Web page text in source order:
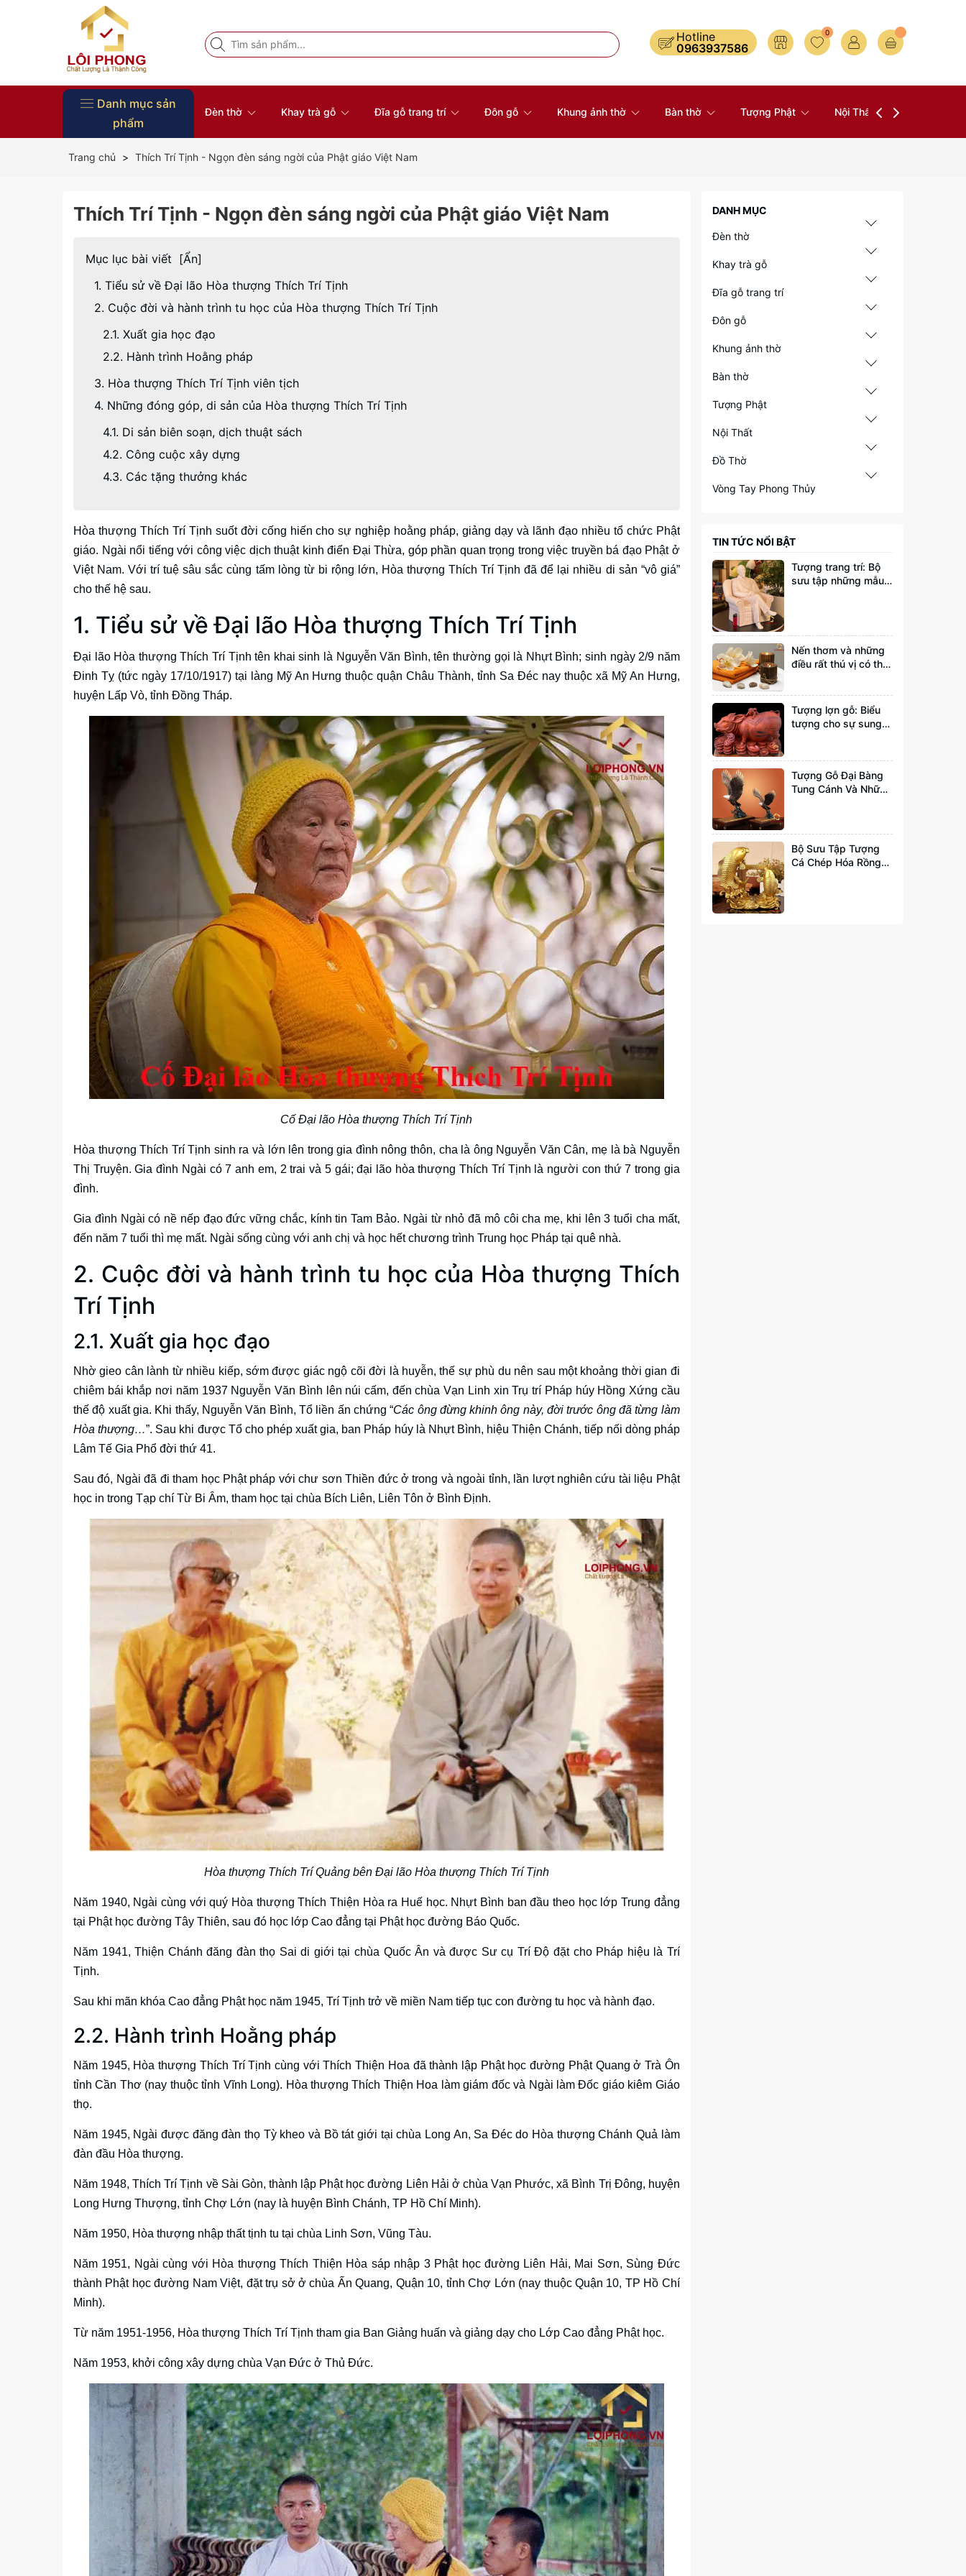
Hotline
0963937586
0
Danh mục sản
phẩm
Đèn thờ Khay trà gỗ Đĩa gỗ trang trí Đôn gỗ Khung ảnh thờ Bàn thờ Tượng Phật Nội Thất
Trang chủ Thích Trí Tịnh - Ngọn đèn sáng ngời của Phật giáo Việt Nam
Thích Trí Tịnh - Ngọn đèn sáng ngời của Phật giáo Việt Nam
Mục lục bài viết [Ẩn]
1. Tiểu sử về Đại lão Hòa thượng Thích Trí Tịnh
2. Cuộc đời và hành trình tu học của Hòa thượng Thích Trí Tịnh
2.1. Xuất gia học đạo
2.2. Hành trình Hoằng pháp
3. Hòa thượng Thích Trí Tịnh viên tịch
4. Những đóng góp, di sản của Hòa thượng Thích Trí Tịnh
4.1. Di sản biên soạn, dịch thuật sách
4.2. Công cuộc xây dựng
4.3. Các tặng thưởng khác
Hòa thượng Thích Trí Tịnh suốt đời cống hiến cho sự nghiệp hoằng pháp, giảng dạy và lãnh đạo nhiều tổ chức Phật
giáo. Ngài nổi tiếng với công việc dịch thuật kinh điển Đại Thừa, góp phần quan trọng trong việc truyền bá đạo Phật ở
Việt Nam. Với trí tuệ sâu sắc cùng tấm lòng từ bi rộng lớn, Hòa thượng Thích Trí Tịnh đã để lại nhiều di sản “vô giá”
cho thế hệ sau.
1. Tiểu sử về Đại lão Hòa thượng Thích Trí Tịnh
Đại lão Hòa thượng Thích Trí Tịnh tên khai sinh là Nguyễn Văn Bình, tên thường gọi là Nhựt Bình; sinh ngày 2/9 năm
Đinh Tỵ (tức ngày 17/10/1917) tại làng Mỹ An Hưng thuộc quận Châu Thành, tỉnh Sa Đéc nay thuộc xã Mỹ An Hưng,
huyện Lấp Vò, tỉnh Đồng Tháp.
Cố Đại lão Hòa thượng Thích Trí Tịnh
Hòa thượng Thích Trí Tịnh sinh ra và lớn lên trong gia đình nông thôn, cha là ông Nguyễn Văn Cân, mẹ là bà Nguyễn
Thị Truyện. Gia đình Ngài có 7 anh em, 2 trai và 5 gái; đại lão hòa thượng Thích Trí Tịnh là người con thứ 7 trong gia
đình.
Gia đình Ngài có nề nếp đạo đức vững chắc, kính tin Tam Bảo. Ngài từ nhỏ đã mô côi cha mẹ, khi lên 3 tuổi cha mất,
đến năm 7 tuổi thì mẹ mất. Ngài sống cùng với anh chị và học hết chương trình Trung học Pháp tại quê nhà.
2. Cuộc đời và hành trình tu học của Hòa thượng Thích
Trí Tịnh
2.1. Xuất gia học đạo
Nhờ gieo cân lành từ nhiều kiếp, sớm được giác ngộ cõi đời là huyễn, thế sự phù du nên sau một khoảng thời gian đi
chiêm bái khắp nơi năm 1937 Nguyễn Văn Bình lên núi cấm, đến chùa Vạn Linh xin Trụ trí Pháp húy Hồng Xứng cầu
thế độ xuất gia. Khi thấy, Nguyễn Văn Bình, Tổ liền ấn chứng “Các ông đừng khinh ông này, đời trước ông đã từng làm
Hòa thượng…”. Sau khi được Tổ cho phép xuất gia, ban Pháp húy là Nhựt Bình, hiệu Thiện Chánh, tiếp nối dòng pháp
Lâm Tế Gia Phổ đời thứ 41.
Sau đó, Ngài đã đi tham học Phật pháp với chư sơn Thiền đức ở trong và ngoài tỉnh, lần lượt nghiên cứu tài liệu Phật
học in trong Tạp chí Từ Bi Âm, tham học tại chùa Bích Liên, Liên Tôn ở Bình Định.
Hòa thượng Thích Trí Quảng bên Đại lão Hòa thượng Thích Trí Tịnh
Năm 1940, Ngài cùng với quý Hòa thượng Thích Thiện Hòa ra Huế học. Nhựt Bình ban đầu theo học lớp Trung đẳng
tại Phật học đường Tây Thiên, sau đó học lớp Cao đẳng tại Phật học đường Báo Quốc.
Năm 1941, Thiện Chánh đăng đàn thọ Sai di giới tại chùa Quốc Ân và được Sư cụ Trí Độ đặt cho Pháp hiệu là Trí
Tịnh.
Sau khi mãn khóa Cao đẳng Phật học năm 1945, Trí Tịnh trở về miền Nam tiếp tục con đường tu học và hành đạo.
2.2. Hành trình Hoằng pháp
Năm 1945, Hòa thượng Thích Trí Tịnh cùng với Thích Thiện Hoa đã thành lập Phật học đường Phật Quang ở Trà Ôn
tỉnh Cần Thơ (nay thuộc tỉnh Vĩnh Long). Hòa thượng Thích Thiện Hoa làm giám đốc và Ngài làm Đốc giáo kiêm Giáo
thọ.
Năm 1945, Ngài được đăng đàn thọ Tỳ kheo và Bồ tát giới tại chùa Long An, Sa Đéc do Hòa thượng Chánh Quả làm
đàn đầu Hòa thượng.
Năm 1948, Thích Trí Tịnh về Sài Gòn, thành lập Phật học đường Liên Hải ở chùa Vạn Phước, xã Bình Trị Đông, huyện
Long Hưng Thượng, tỉnh Chợ Lớn (nay là huyện Bình Chánh, TP Hồ Chí Minh).
Năm 1950, Hòa thượng nhập thất tịnh tu tại chùa Linh Sơn, Vũng Tàu.
Năm 1951, Ngài cùng với Hòa thượng Thích Thiện Hòa sáp nhập 3 Phật học đường Liên Hải, Mai Sơn, Sùng Đức
thành Phật học đường Nam Việt, đặt trụ sở ở chùa Ấn Quang, Quận 10, tỉnh Chợ Lớn (nay thuộc Quận 10, TP Hồ Chí
Minh).
Từ năm 1951-1956, Hòa thượng Thích Trí Tịnh tham gia Ban Giảng huấn và giảng dạy cho Lớp Cao đẳng Phật học.
Năm 1953, khởi công xây dựng chùa Vạn Đức ở Thủ Đức.
DANH MỤC
Đèn thờ
Khay trà gỗ
Đĩa gỗ trang trí
Đôn gỗ
Khung ảnh thờ
Bàn thờ
Tượng Phật
Nội Thất
Đồ Thờ
Vòng Tay Phong Thủy
TIN TỨC NỔI BẬT
Tượng trang trí: Bộ
sưu tập những mẫu
Nến thơm và những
điều rất thú vị có thể
Tượng lợn gỗ: Biểu
tượng cho sự sung
Tượng Gỗ Đại Bàng
Tung Cánh Và Những
Bộ Sưu Tập Tượng
Cá Chép Hóa Rồng